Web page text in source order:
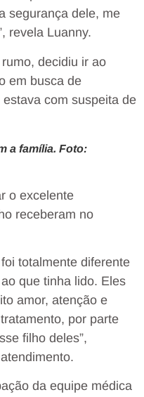
segurança dele, me
revela Luanny.
decidiu ir ao
em busca de
com suspeita de
a família. Foto:
o excelente
receberam no
totalmente diferente
que tinha lido. Eles
amor, atenção e
por parte
filho deles”,
da equipe médica